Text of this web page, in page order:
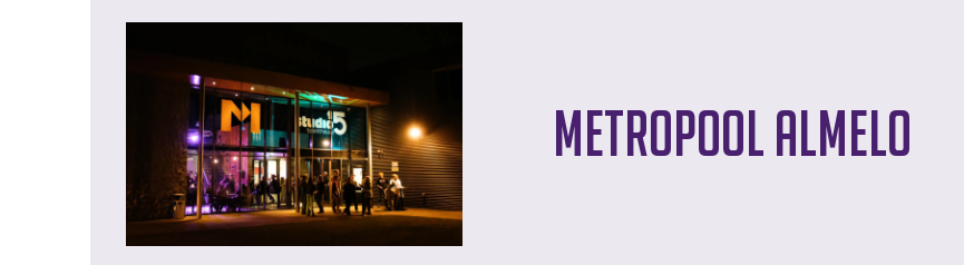
Metropool Almelo